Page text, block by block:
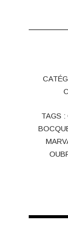
TAGS :